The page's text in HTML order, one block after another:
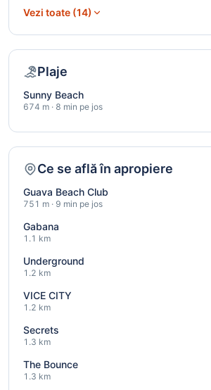
Vezi toate (14)
Plaje
Sunny Beach
674 m · 8 min pe jos
Ce se află în apropiere
Guava Beach Club
751 m · 9 min pe jos
Gabana
1.1 km
Underground
1.2 km
VICE CITY
1.2 km
Secrets
1.3 km
The Bounce
1.3 km